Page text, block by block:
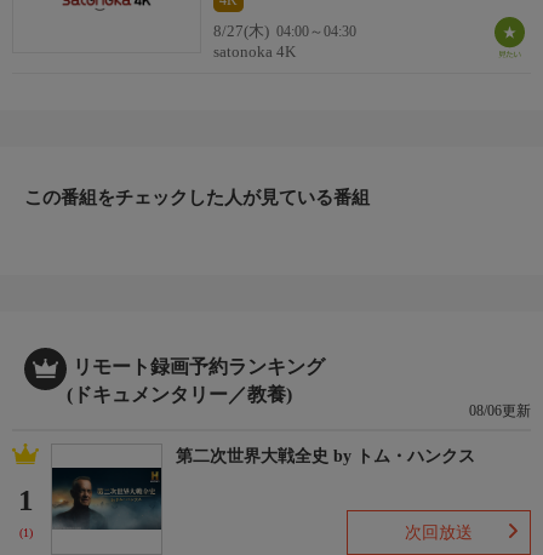
8/27(木) 04:00～04:30
satonoka 4K
この番組をチェックした人が見ている番組
リモート録画予約ランキング
(ドキュメンタリー／教養)
08/06更新
1
(1)
第二次世界大戦全史 by トム・ハンクス
次回放送